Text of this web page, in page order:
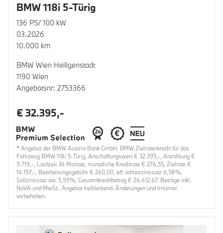
BMW 118i 5-Türig
136 PS/ 100 kW
03.2026
10.000 km
BMW Wien Heiligenstadt
1190 Wien
Angebotsnr: 2753366
€ 32.395,-
* Angebot der BMW Austria Bank GmbH. BMW Zielratenkredit für das
Fahrzeug BMW 118i 5-Türig, Anschaffungswert € 32.395,-, Anzahlung €
9.719,-, Laufzeit 36 Monate, monatliche Kreditrate € 276,55, Zielrate €
16.197,-, Bearbeitungsgebühr € 260,00, eff. Jahreszinssatz 6,58%,
Sollzinssatz var. 5,99%, Gesamtkreditbetrag € 26.412,67. Beträge inkl.
NoVA und MwSt.. Angebot freibleibend. Änderungen und Irrtümer
vorbehalten.